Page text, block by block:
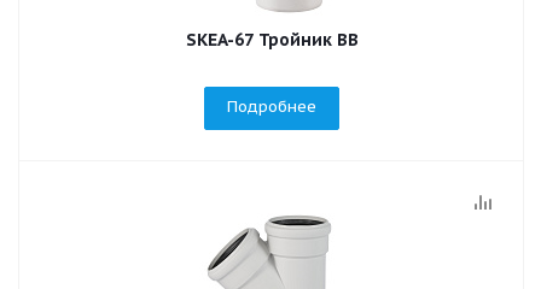
SKEA-67 Тройник ВВ
Подробнее